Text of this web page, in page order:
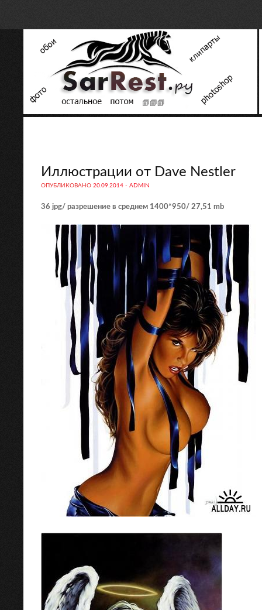
Иллюстрации от Dave Nestler
ОПУБЛИКОВАНО 20.09.2014 - ADMIN
36 jpg/ разрешение в среднем 1400*950/ 27,51 mb